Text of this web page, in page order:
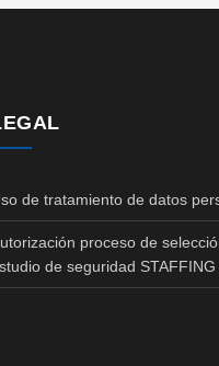
de tratamiento de datos
proceso de
de seguridad STAFFING